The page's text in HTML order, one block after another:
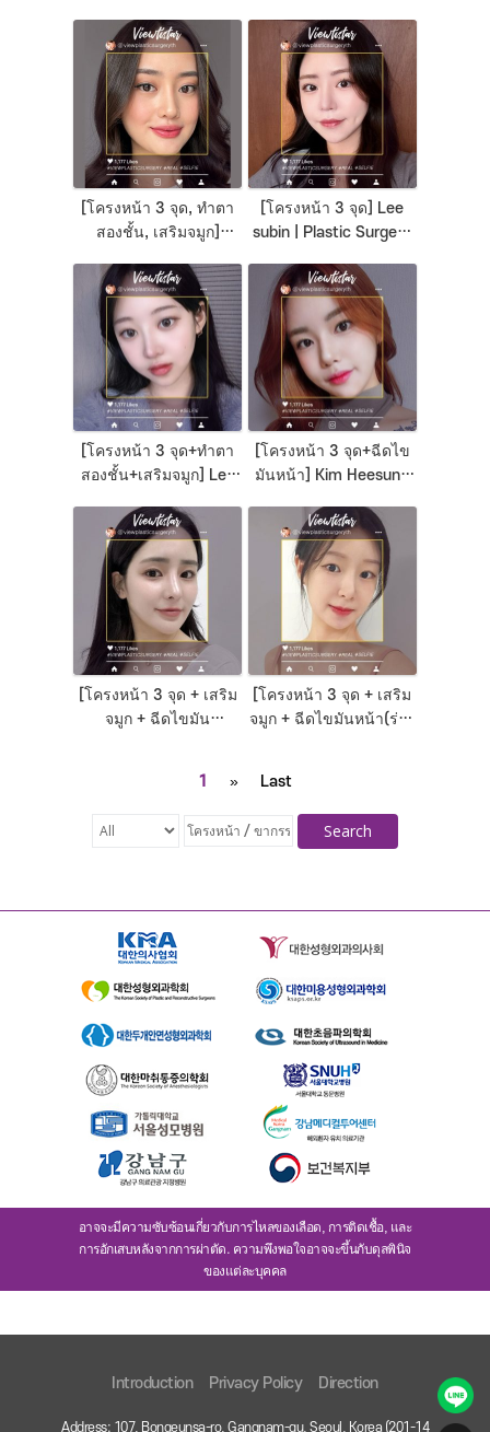
Surgery Korea
Seyoon] Plastic
Surgery in Korea
[โครงหน้า 3 จุด, ทำตา
สองชั้น, เสริมจมูก]
Surgery Korea
[โครงหน้า 3 จุด] Lee
subin | Plastic Surgery
[โครงหน้า 3 จุด+ทำตา
สองชั้น+เสริมจมูก] Lee
Surgery Korea
[โครงหน้า 3 จุด+ฉีดไข
มันหน้า] Kim Heesun |
[โครงหน้า 3 จุด + เสริม
จมูก + ฉีดไขมัน
Plastic Surgery Korea
[โครงหน้า 3 จุด + เสริม
จมูก + ฉีดไขมันหน้า(ร่อง
Surgery Korea
1 » Last
Search
อาจจะมีความซับซ้อนเกี่ยวกับการไหลของเลือด, การติดเชื้อ, และ
การอักเสบหลังจากการผ่าตัด. ความพึงพอใจอาจจะขึ้นกับดุลพินิจ
ของแต่ละบุคคล
Introduction Privacy Policy Direction
Address: 107, Bongeunsa-ro, Gangnam-gu, Seoul, Korea (201-14